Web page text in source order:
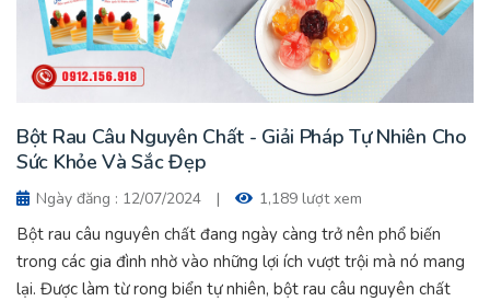
Bột Rau Câu Nguyên Chất - Giải Pháp Tự Nhiên Cho
Sức Khỏe Và Sắc Đẹp
Ngày đăng : 12/07/2024 | 1,189 lượt xem
Bột rau câu nguyên chất đang ngày càng trở nên phổ biến
trong các gia đình nhờ vào những lợi ích vượt trội mà nó mang
lại. Được làm từ rong biển tự nhiên, bột rau câu nguyên chất